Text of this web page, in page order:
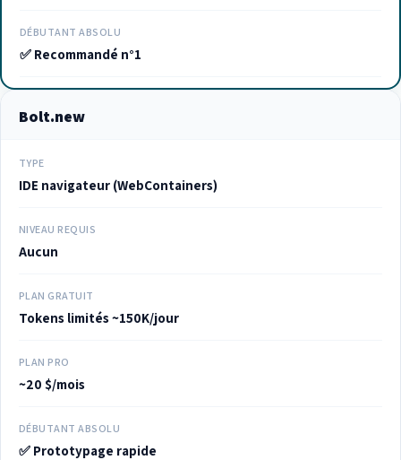
DÉBUTANT ABSOLU
✅ Recommandé n°1
Bolt.new
TYPE
IDE navigateur (WebContainers)
NIVEAU REQUIS
Aucun
PLAN GRATUIT
Tokens limités ~150K/jour
PLAN PRO
~20 $/mois
DÉBUTANT ABSOLU
✅ Prototypage rapide